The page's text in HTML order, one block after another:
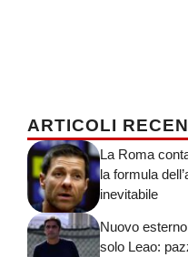
ARTICOLI
La Roma
la formula
inevitabile
Nuovo
solo Leao: